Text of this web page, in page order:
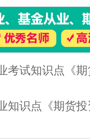
考试知识点《
知识点《期货